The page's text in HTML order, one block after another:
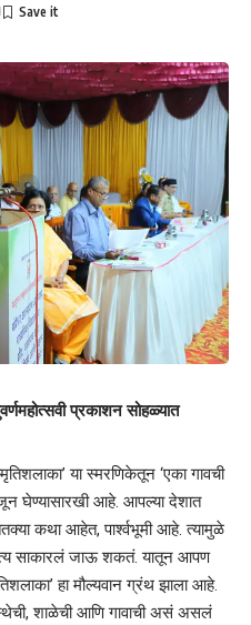
प्रकाशन सोहळ्यात
या स्मरणिकेतून ‘एका गावची
घेण्यासारखी आहे. आपल्या देशात
कथा आहेत, पार्श्वभूमी आहे. त्यामुळे
साकारलं जाऊ शकतं. यातून आपण
हा मौल्यवान ग्रंथ झाला आहे.
शाळेची आणि गावाची असं असलं